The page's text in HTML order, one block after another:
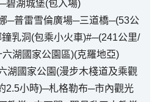
碧湖城堡(包入場)
─普雷雪倫廣場─三道橋─(53公
乳洞(包乘小火車)#─(241公里/
湖國家公園區)(克羅地亞)
湖國家公園(漫步木棧道及乘觀
2.5小時)─札格勒布─市內觀光